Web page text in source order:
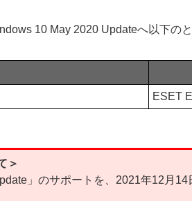
10 May 2020 Updateへ以下の
ESET
＞
」のサポートを、2021年12月14